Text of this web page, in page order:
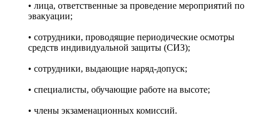
• лица, ответственные за проведение мероприятий по
эвакуации;
• сотрудники, проводящие периодические осмотры
средств индивидуальной защиты (СИЗ);
• сотрудники, выдающие наряд-допуск;
• специалисты, обучающие работе на высоте;
• члены экзаменационных комиссий.